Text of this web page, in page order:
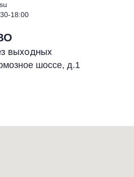
18:00
выходных
шоссе, д.1